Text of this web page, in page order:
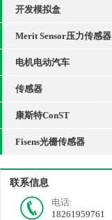
开发模拟盒
Merit Sensor压力传感器
电机电动汽车
传感器
康斯特ConST
Fisens光栅传感器
联系信息
电话:
18261959761